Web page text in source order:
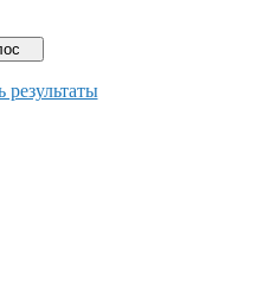
результаты